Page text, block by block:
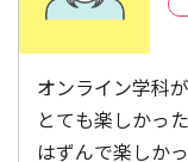
オンライン学科
とても楽しかっ
はずんで楽しか